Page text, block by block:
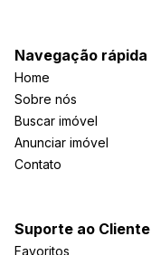
Navegação rápida
Home
Sobre nós
Buscar imóvel
Anunciar imóvel
Contato
Suporte ao Cliente
Favoritos